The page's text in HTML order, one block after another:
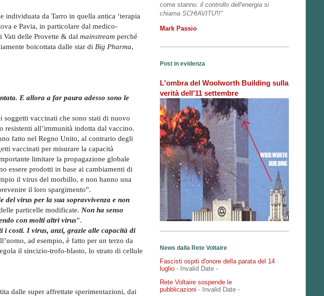
individuata da Tarro in quella antica ‘terapia
e Pavia, in particolare dal medico-
Vati delle Provette & dal mainstream perché
boicottata dalle star di Big Pharma,
E allora a far paura adesso sono le
vaccinati che sono stati di nuovo
all’immunità indotta dal vaccino.
fatto nel Regno Unito, al contrario degli
vaccinati per misurare la capacità
limitare la propagazione globale
essere prodotti in base ai cambiamenti di
il virus del morbillo, e non hanno una
il loro spargimento”.
del virus per la sua sopravvivenza e non
particelle modificate. Non ha senso
con molti altri virus”.
i costi. I virus, anzi, grazie alle capacità di
ad esempio, è fatto per un terzo da
il sincizio-trofo-blasto, lo strato di cellule
dalle super affrettate sperimentazioni, dai
come stanno: il controllo dell'energia si
chiama SCHIAVITU'!!"
Mark Passio
Post in evidenza
L'ombra del Woolworth Building sulla
verità dell'11 settembre
News dalla Rete Voltaire
Fascisti ospiti d'onore della parata del 14
luglio - Invalid Date -
Rete Voltaire sospende le
pubblicazioni - Invalid Date -